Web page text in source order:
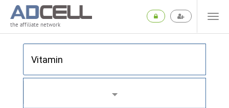
the affiliate network